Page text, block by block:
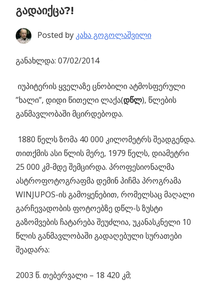
გადაიქცა?!
Posted by კახა გოგოლაშვილი
განახლდა: 07/02/2014
იუპიტერის ყველაზე ცნობილი ატმოსფერული
”ხალი”, დიდი წითელი ლაქა(დწლ), წლების
განმავლობაში მცირდებოდა.
1880 წელს ზომა 40 000 კილომეტრს შეადგენდა.
თითქმის ასი წლის მერე, 1979 წელს, დიამეტრი
25 000 კმ-მდე შემცირდა. პროფესიონალმა
ასტროფოტოგრაფმა დემინ პიჩმა პროგრამა
WINJUPOS-ის გამოყენებით, რომელსაც მაღალი
გარჩევადობის ფოტოებზე დწლ-ს ზუსტი
გაზომვების ჩატარება შეუძლია, უკანასკნელი 10
წლის განმავლობაში გადაღებული სურათები
შეადარა:
2003 წ. თებერვალი – 18 420 კმ;